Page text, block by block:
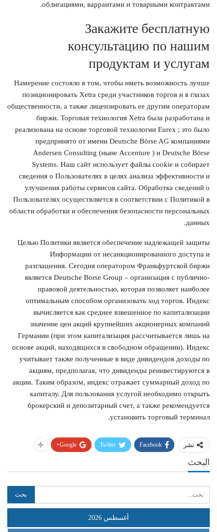
облигациями, варрантами и товарными контрактами.
Закажите бесплатную
консультацию по нашим
продуктам и услугам
Намерение состояло в том, чтобы иметь возможность лучше
позиционировать Xetra среди участников торгов и в глазах
общественности, а также лицензировать ее другим операторам
биржи. Торговая технология Xetra была разработана и
реализована на основе торговой технологии Eurex ; это было
предпринято от имени Deutsche Börse AG компаниями
Andersen Consulting (ныне Accenture ) и Deutsche Börse
Systems. Наш сайт использует файлы cookie и собирает
сведения о Пользователях в целях анализа эффективности и
улучшения работы сервисов сайта. Обработка сведений о
Пользователях осуществляется в соответствии с Политикой в
области обработки и обеспечения безопасности персональных
данных.
Целью Политики является обеспечение надлежащей защиты
Информации от несанкционированного доступа и
разглашения. Сегодня оператором Франкфуртской биржи
является Deutsche Borse Group – организация с публично-
правовой деятельностью, которая позволяет наиболее
оптимальным способом организовать ход торгов. Индекс
вычисляется как среднее взвешенное по капитализации
значение цен акций крупнейших акционерных компаний
Германии (при этом капитализация рассчитывается лишь на
основе акций, находящихся в свободном обращении). Индекс
учитывает также полученные в виде дивидендов доходы по
акциям, предполагая, что дивиденды реинвестируются в
акции. Таким образом, индекс отражает суммарный доход по
капиталу. Для пользования услугой необходимо открыть
брокерский и депозитарный счет, а также рекомендуется
установить торговый терминал.
نشر Facebook
Twitter
Google+
البحث
أغسطس 2026